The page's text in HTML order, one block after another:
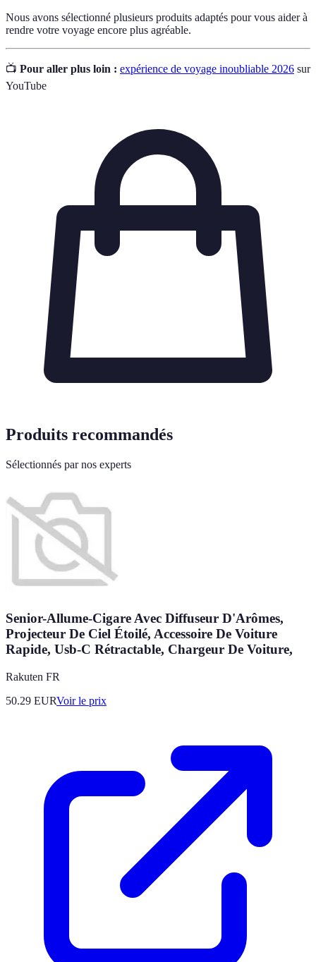
Nous avons sélectionné plusieurs produits adaptés pour vous aider à
rendre votre voyage encore plus agréable.
📺 Pour aller plus loin : expérience de voyage inoubliable 2026 sur
YouTube
Produits recommandés
Sélectionnés par nos experts
Senior-Allume-Cigare Avec Diffuseur D'Arômes,
Projecteur De Ciel Étoilé, Accessoire De Voiture
Rapide, Usb-C Rétractable, Chargeur De Voiture,
Rakuten FR
50.29 EURVoir le prix